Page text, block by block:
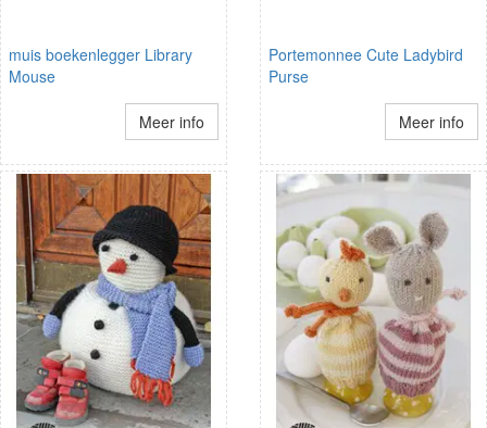
muis boekenlegger Library
Mouse
Meer info
Portemonnee Cute Ladybird
Purse
Meer info